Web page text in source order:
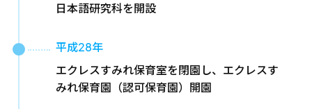
日本語研究科を開設
平成28年
エクレスすみれ保育室を閉園し、エクレスす
みれ保育園（認可保育園）開園